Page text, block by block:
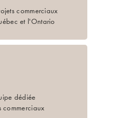
commerciaux
et l'Ontario
dédiée
commerciaux